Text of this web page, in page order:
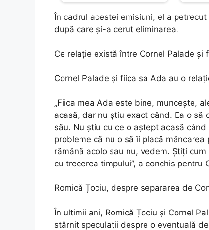
În cadrul acestei emisiuni, el a
după care și-a cerut eliminarea.
Ce relație există între Cornel Palade și
Cornel Palade și fiica sa Ada au o
„Fiica mea Ada este bine, muncește,
acasă, dar nu știu exact când. Ea o
său. Nu știu cu ce o aștept acasă
probleme că nu o să îi placă
rămână acolo sau nu, vedem. Știți
cu trecerea timpului”, a conchis pentru
Romică Țociu, despre separarea de
În ultimii ani, Romică Țociu și Cornel
stârnit speculații despre o eventuală